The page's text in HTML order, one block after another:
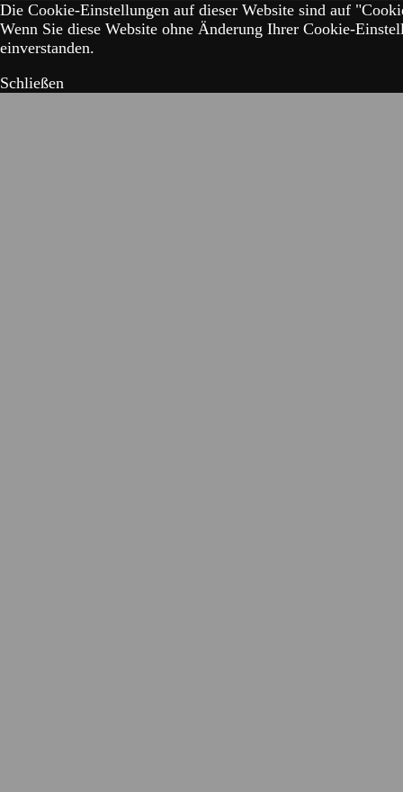
Die Cookie-Einstellungen auf dieser Website sind auf
Wenn Sie diese Website ohne Änderung Ihrer Cookie-
einverstanden.
Schließen